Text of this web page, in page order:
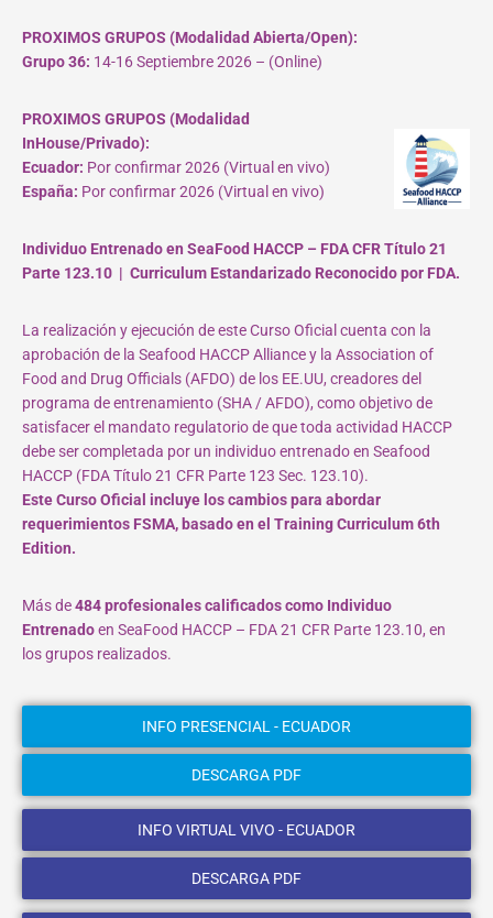
PROXIMOS GRUPOS (Modalidad Abierta/Open):
Grupo 36: 14-16 Septiembre 2026 – (Online)
PROXIMOS GRUPOS (Modalidad
InHouse/Privado):
Ecuador: Por confirmar 2026 (Virtual en vivo)
España: Por confirmar 2026 (Virtual en vivo)
Individuo Entrenado en SeaFood HACCP – FDA CFR Título 21
Parte 123.10 | Curriculum Estandarizado Reconocido por FDA.
La realización y ejecución de este Curso Oficial cuenta con la
aprobación de la Seafood HACCP Alliance y la Association of
Food and Drug Officials (AFDO) de los EE.UU, creadores del
programa de entrenamiento (SHA / AFDO), como objetivo de
satisfacer el mandato regulatorio de que toda actividad HACCP
debe ser completada por un individuo entrenado en Seafood
HACCP (FDA Título 21 CFR Parte 123 Sec. 123.10).
Este Curso Oficial incluye los cambios para abordar
requerimientos FSMA, basado en el Training Curriculum 6th
Edition.
Más de484 profesionales calificados como Individuo
Entrenadoen SeaFood HACCP – FDA 21 CFR Parte 123.10, en
los grupos realizados.
INFO PRESENCIAL - ECUADOR
DESCARGA PDF
INFO VIRTUAL VIVO - ECUADOR
DESCARGA PDF